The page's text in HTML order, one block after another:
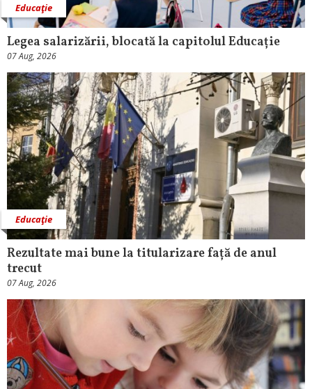
Educaţie
Legea salarizării, blocată la capitolul Educație
07 Aug, 2026
Educaţie
Rezultate mai bune la titularizare față de anul
trecut
07 Aug, 2026